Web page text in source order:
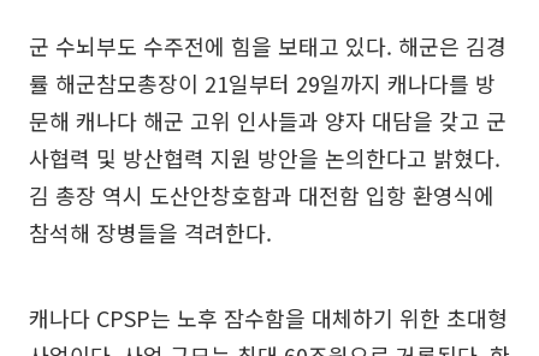
군 수뇌부도 수주전에 힘을 보태고 있다. 해군은 김경
률 해군참모총장이 21일부터 29일까지 캐나다를 방
문해 캐나다 해군 고위 인사들과 양자 대담을 갖고 군
사협력 및 방산협력 지원 방안을 논의한다고 밝혔다.
김 총장 역시 도산안창호함과 대전함 입항 환영식에
참석해 장병들을 격려한다.
캐나다 CPSP는 노후 잠수함을 대체하기 위한 초대형